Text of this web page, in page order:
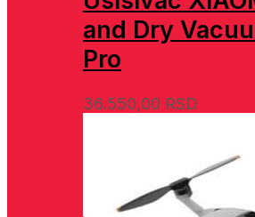
and Dry
Pro
36.550,00 RSD